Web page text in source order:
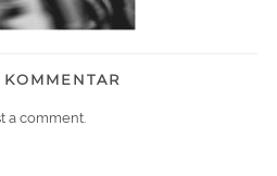
a comment.